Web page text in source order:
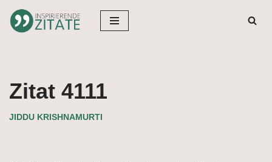
Zum
Zitat 4111
JIDDU KRISHNAMURTI